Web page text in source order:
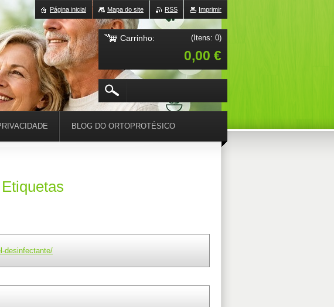
desinfectante/
BLOG DO ORTOPROTÉSICO
Imprimir
RSS
Mapa do site
Página inicial
Carrinho: (Itens: 0)
0,00 €